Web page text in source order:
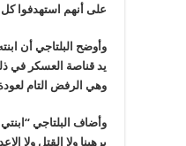
على أنهم استهدفوا كل
وأوضح البلتاجي أن
يد قناصة العسكر في
وهي الرفض التام
وأضاف البلتاجي
يرهبنا ولا القتل ولا